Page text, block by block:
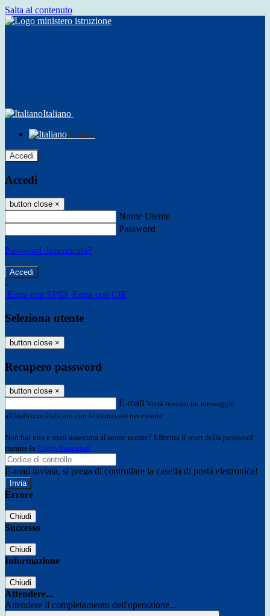
Salta al contenuto
Italiano
Italiano
Accedi
Accedi
button close ×
Nome Utente
Password
Password dimenticata?
-
Entra con SPID Entra con CIE
Seleziona utente
button close ×
Recupero password
button close ×
E-mail Verrà inviato un messaggio
all'indirizzo indicato con le istruzioni necessarie.
Non hai una e-mail associata al nome utente? Effettua il reset della password
tramite la Login Spaggiari
E-mail inviata, si prega di controllare la casella di posta elettronica!
Errore
Chiudi
Successo
Chiudi
Informazione
Chiudi
Attendere...
Attendere il completamento dell'operazione...